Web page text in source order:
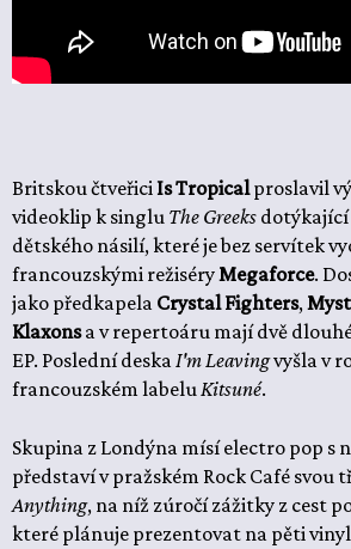
Britskou čtveřiciIs Tropicalproslavil
videoklip k singlu The Greeks dotýkající
dětského násilí, které je bez servítek
francouzskými režiséryMegaforce.
jako předkapela Crystal Fighters,
Klaxonsa v repertoáru mají dvě
EP. Poslední deskaI'm Leavingvyšla v
francouzském labeluKitsuné.
Skupina z Londýna mísí electro pop s
představí v pražském Rock Café svou
Anything, na níž zúročí zážitky z cest
které plánuje prezentovat na pěti